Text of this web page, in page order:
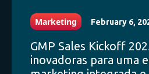
Marketing February 6,
GMP Sales Kickoff
inovadoras para uma